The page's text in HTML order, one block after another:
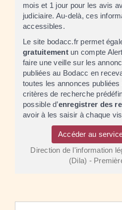
mois et 1 jour pour les avis
judiciaire. Au-delà, ces
accessibles.
Le site bodacc.fr permet
gratuitement un compte
faire une veille sur les
publiées au Bodacc en
toutes les annonces
critères de recherche
possible d’enregistrer des
avoir à les saisir à chaque
Accéder au
Direction de l'information
(Dila) -